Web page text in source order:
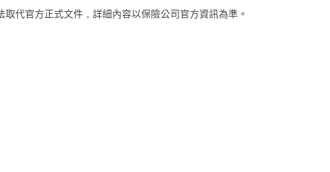
代官方正式文件，詳細內容以保險公司官方資訊為準。